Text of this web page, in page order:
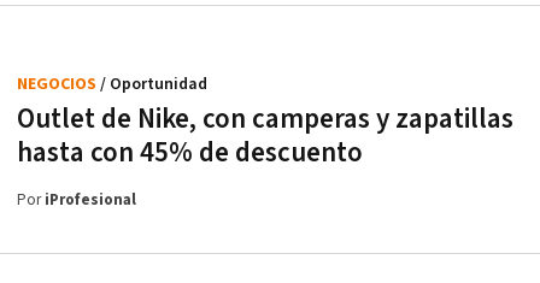
Outlet de Nike, con camperas y zapatillas
hasta con 45% de descuento
NEGOCIOS / Oportunidad
PoriProfesional